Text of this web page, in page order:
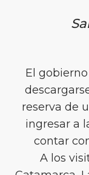
El
reserva de
ingresar a
contar
A los